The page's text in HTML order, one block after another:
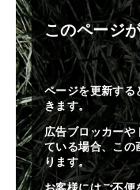
このページ
ページを更新する
きます。
広告ブロッカーや
ている場合、この
ります。